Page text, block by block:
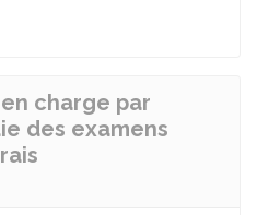
charge par
des examens